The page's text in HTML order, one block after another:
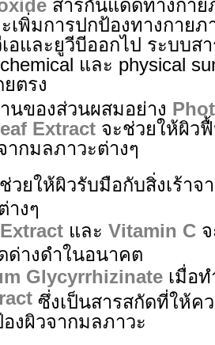
สารกันแดดทางกาย
เพิ่มการปกป้องทางกาย
อและยูวีบีออกไป ระบบส
และ physical
ตรง
นของส่วนผสมอย่าง
Extract จะช่วยให้ผิว
ากมลภาวะต่างๆ
ช่วยให้ผิวรับมือกับสิ่งเร้าจ
างๆ
และ Vitamin C
ด่างดำในอนาคต
Glycyrrhizinate เมื่อ
ซึ่งเป็นสารสกัดที่ให้ค
งผิวจากมลภาวะ